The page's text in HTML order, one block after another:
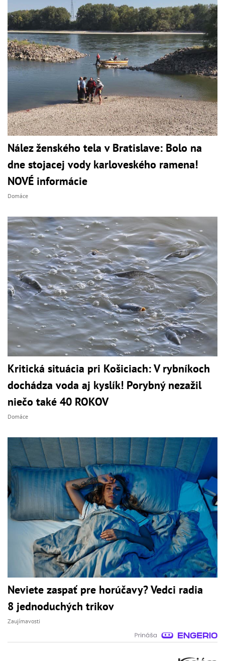
Nález ženského tela v Bratislave: Bolo na
dne stojacej vody karloveského ramena!
NOVÉ informácie
Domáce
Kritická situácia pri Košiciach: V rybníkoch
dochádza voda aj kyslík! Porybný nezažil
niečo také 40 ROKOV
Domáce
Neviete zaspať pre horúčavy? Vedci radia
8 jednoduchých trikov
Zaujímavosti